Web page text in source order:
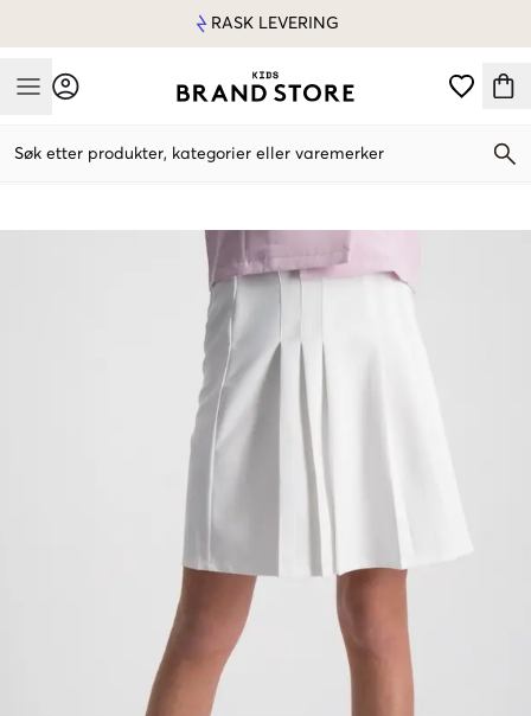
RASK LEVERING
Mobile Menu
Søk etter produkter, kategorier eller varemerker